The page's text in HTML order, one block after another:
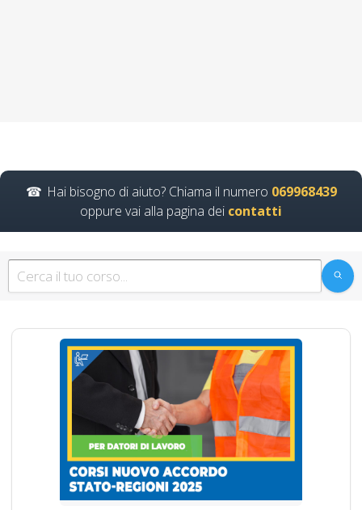
Corso Datore di
Lavoro Modulo
Aggiuntivo Cantieri
specialistica per
preposti in contesti
pericolosi
Scopri i requisiti e le novità
per i corsi di formazione
sulla…
Continua
Hai bisogno di aiuto? Chiama il numero 069968439
oppure vai alla pagina dei contatti